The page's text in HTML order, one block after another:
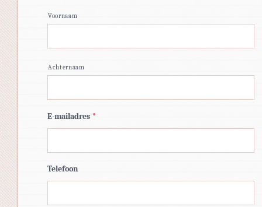
Voornaam
Achternaam
E-mailadres *
Telefoon